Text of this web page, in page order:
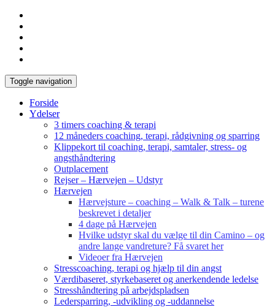
Toggle navigation
Forside
Ydelser
3 timers coaching & terapi
12 måneders coaching, terapi, rådgivning og sparring
Klippekort til coaching, terapi, samtaler, stress- og
angsthåndtering
Outplacement
Rejser – Hærvejen – Udstyr
Hærvejen
Hærvejsture – coaching – Walk & Talk – turene
beskrevet i detaljer
4 dage på Hærvejen
Hvilke udstyr skal du vælge til din Camino – og
andre lange vandreture? Få svaret her
Videoer fra Hærvejen
Stresscoaching, terapi og hjælp til din angst
Værdibaseret, styrkebaseret og anerkendende ledelse
Stresshåndtering på arbejdspladsen
Ledersparring, -udvikling og -uddannelse